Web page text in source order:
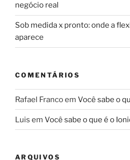
negócio real
Sob medida x pronto: onde a
aparece
COMENTÁRIOS
Rafael Francoem Você sabe o
Luis em Você sabe o que é o
ARQUIVOS